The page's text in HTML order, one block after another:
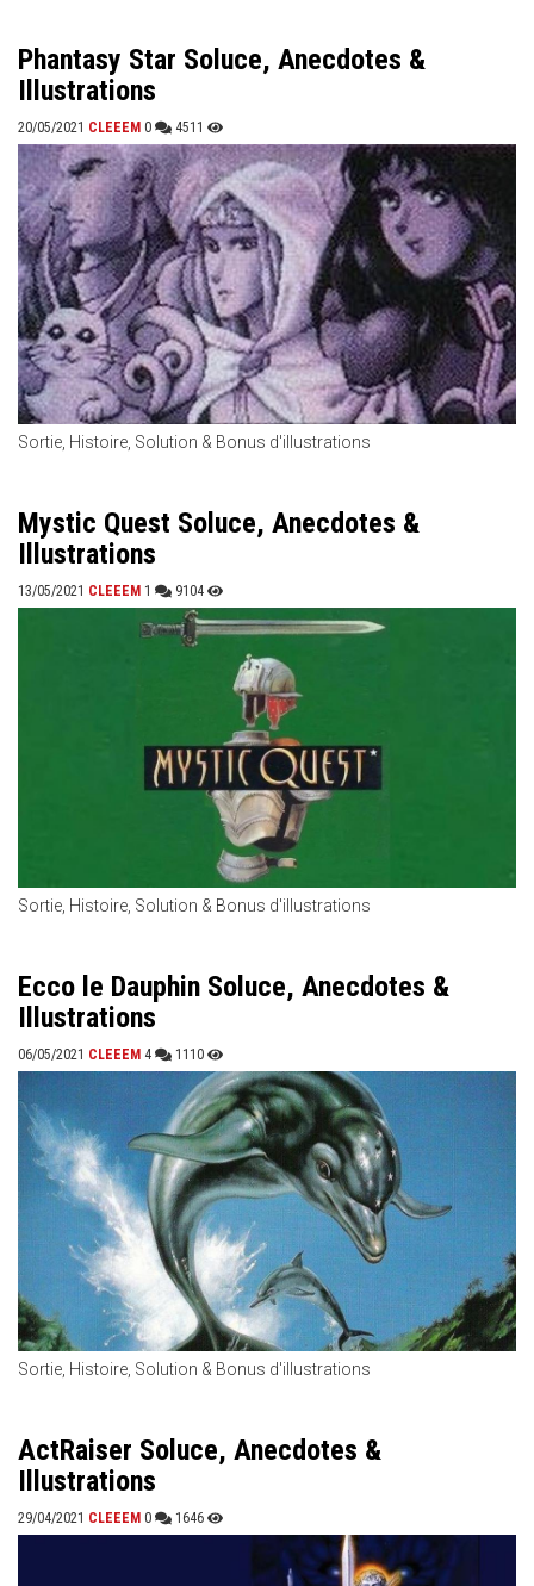
Phantasy Star Soluce, Anecdotes &
Illustrations
20/05/2021 CLEEEM 0 4511
Sortie, Histoire, Solution & Bonus d'illustrations
Mystic Quest Soluce, Anecdotes &
Illustrations
13/05/2021 CLEEEM 1 9104
Sortie, Histoire, Solution & Bonus d'illustrations
Ecco le Dauphin Soluce, Anecdotes &
Illustrations
06/05/2021 CLEEEM 4 1110
Sortie, Histoire, Solution & Bonus d'illustrations
ActRaiser Soluce, Anecdotes &
Illustrations
29/04/2021 CLEEEM 0 1646